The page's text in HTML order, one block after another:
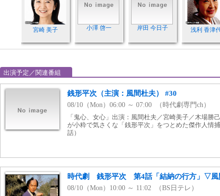
宮崎 美子 小澤 啓一 岸田 今日子 浅利 香津
出演予定／関連番組
銭形平次（主演：風間杜夫） #30
08/10（Mon）06:00 ～ 07:00 （時代劇専門ch）
「鬼心、女心」出演：風間杜夫／宮崎美子／木場
が小粋で気さくな「銭形平次」をつとめた傑作人情
話）
時代劇 銭形平次 第4話「結納の行方」▽風
08/10（Mon）10:00 ～ 11:02 （BS日テレ）